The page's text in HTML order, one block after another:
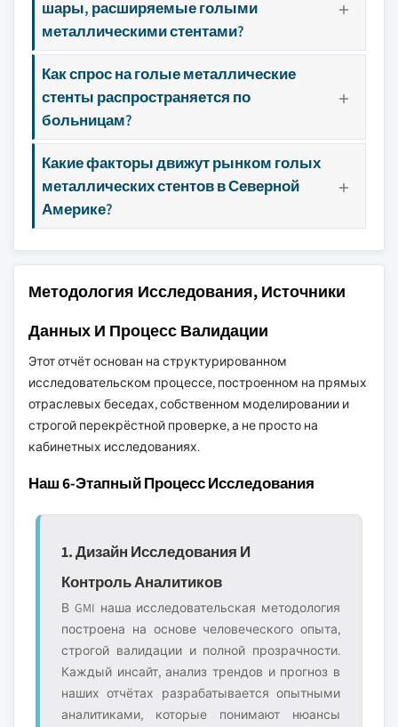
шары, расширяемые голыми
металлическими стентами?
Как спрос на голые металлические
стенты распространяется по
больницам?
Какие факторы движут рынком голых
металлических стентов в Северной
Америке?
Методология Исследования, Источники
Данных И Процесс Валидации
Этот отчёт основан на структурированном
исследовательском процессе, построенном на прямых
отраслевых беседах, собственном моделировании и
строгой перекрёстной проверке, а не просто на
кабинетных исследованиях.
Наш 6-Этапный Процесс Исследования
1. Дизайн Исследования И
Контроль Аналитиков
В GMI наша исследовательская методология
построена на основе человеческого опыта,
строгой валидации и полной прозрачности.
Каждый инсайт, анализ трендов и прогноз в
наших отчётах разрабатывается опытными
аналитиками, которые понимают нюансы